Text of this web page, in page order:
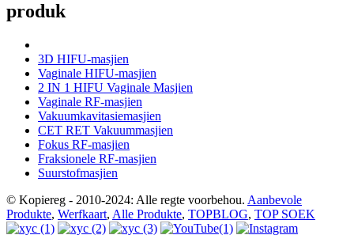
produk
3D HIFU-masjien
Vaginale HIFU-masjien
2 IN 1 HIFU Vaginale Masjien
Vaginale RF-masjien
Vakuumkavitasiemasjien
CET RET Vakuummasjien
Fokus RF-masjien
Fraksionele RF-masjien
Suurstofmasjien
© Kopiereg - 2010-2024: Alle regte voorbehou. Aanbevole
Produkte, Werfkaart, Alle Produkte, TOPBLOG, TOP SOEK